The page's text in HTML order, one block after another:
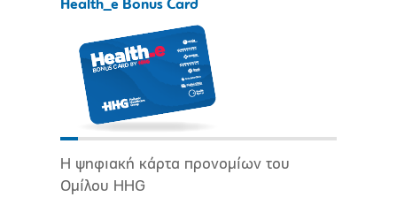
Health_e Bonus Card
Η ψηφιακή κάρτα προνομίων του
Ομίλου HHG